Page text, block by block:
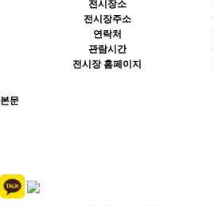
전시장소
전시장주소
연락처
관람시간
전시장 홈페이지
본문